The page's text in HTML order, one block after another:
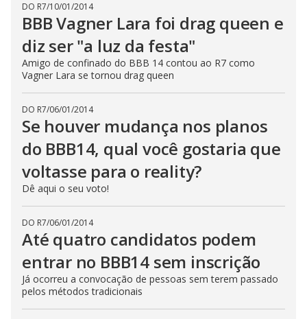
DO R7/10/01/2014
BBB Vagner Lara foi drag queen e
diz ser "a luz da festa"
Amigo de confinado do BBB 14 contou ao R7 como
Vagner Lara se tornou drag queen
DO R7/06/01/2014
Se houver mudança nos planos
do BBB14, qual você gostaria que
voltasse para o reality?
Dê aqui o seu voto!
DO R7/06/01/2014
Até quatro candidatos podem
entrar no BBB14 sem inscrição
Já ocorreu a convocação de pessoas sem terem passado
pelos métodos tradicionais